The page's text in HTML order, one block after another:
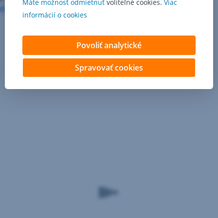
dozvedieť aj tu.
Máte možnosť odmietnuť voliteľné cookies. Viac
informácií o cookies
Povoliť analytické
Spravovať cookies